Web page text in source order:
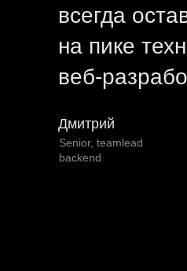
всегда
на пике
веб-
Senior, teamlead
backend
Дмитрий
Название компании
Предпочтительный способ связи
Откуда вы о нас узнали?